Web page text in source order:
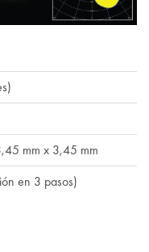
mm x 3,45 mm
en 3 pasos)